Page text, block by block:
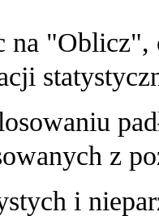
na
z
i